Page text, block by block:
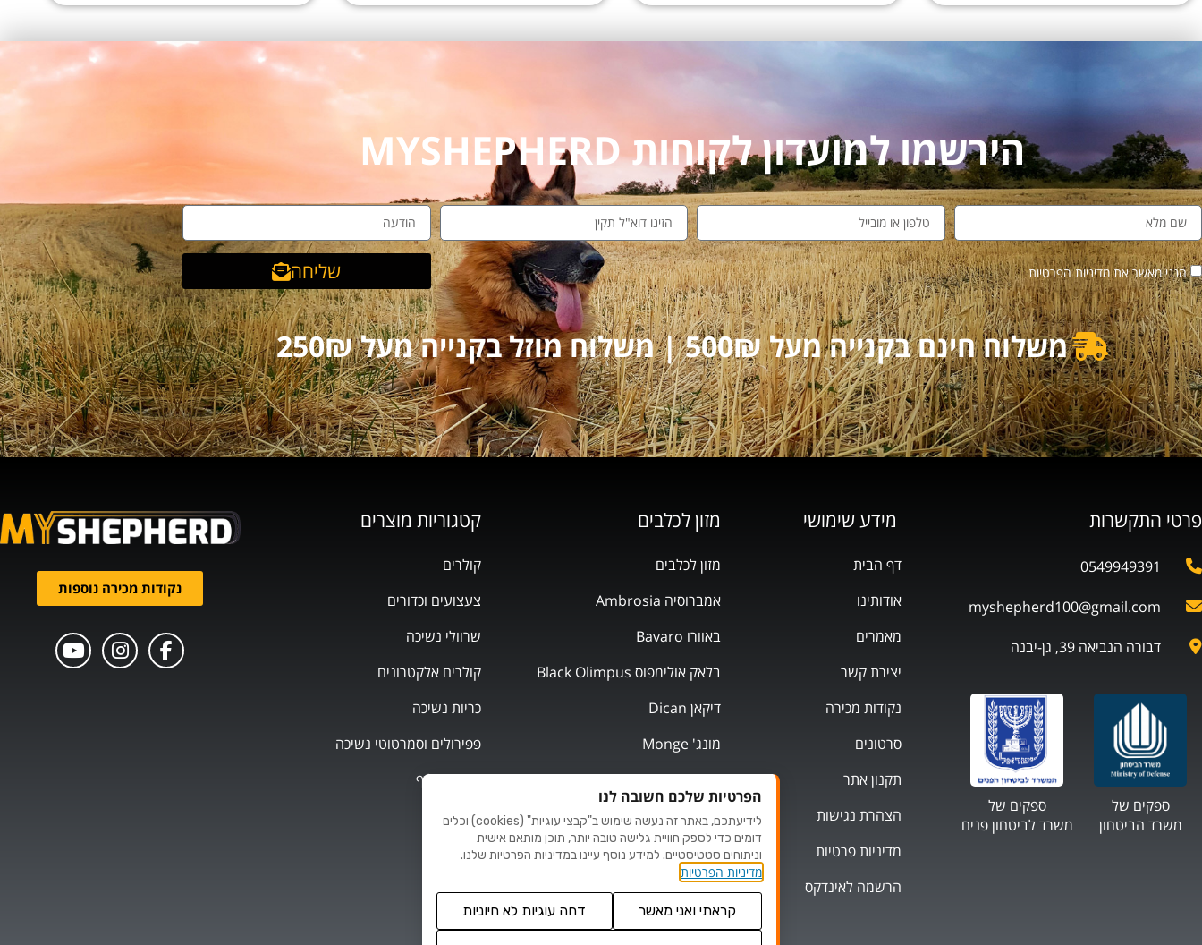
הירשמו למועדון לקוחות MYSHEPHERD
הנני מאשר את מדיניות הפרטיות שליחה
משלוח חינם בקנייה מעל 500₪ | משלוח מוזל בקנייה מעל 250₪
פרטי התקשרות
0549949391
myshepherd100@gmail.com
דבורה הנביאה 39, גן-יבנה
ספקים של
משרד הביטחון
ספקים של
משרד לביטחון פנים
מידע שימושי
דף הבית
אודותינו
מאמרים
יצירת קשר
נקודות מכירה
סרטונים
תקנון אתר
הצהרת נגישות
מדיניות פרטיות
הרשמה לאינדקס
מזון לכלבים
מזון לכלבים
אמברוסיה Ambrosia
באוורו Bavaro
בלאק אולימפוס Black Olimpus
דיקאן Dican
מונג' Monge
קטגוריות מוצרים
קולרים
צעצועים וכדורים
שרוולי נשיכה
קולרים אלקטרונים
כריות נשיכה
פפירולים וסמרטוטי נשיכה
מוצרי אילוף
נקודות מכירה נוספות
הפרטיות שלכם חשובה לנו
לידיעתכם, באתר זה נעשה שימוש ב"קבצי עוגיות" (cookies) וכלים
דומים כדי לספק חוויית גלישה טובה יותר, תוכן מותאם אישית
וניתוחים סטטיסטיים. למידע נוסף עיינו במדיניות הפרטיות שלנו.
מדיניות הפרטיות
קראתי ואני מאשר דחה עוגיות לא חיוניות